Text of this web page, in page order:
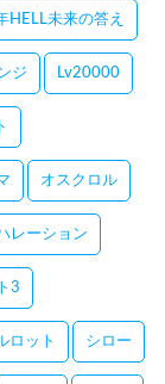
HELL未来の答え
ジ Lv20000
オスクロル
レーション
3
ロット シロー